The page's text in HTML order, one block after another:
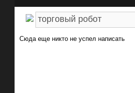
Сюда еще никто не успел написать